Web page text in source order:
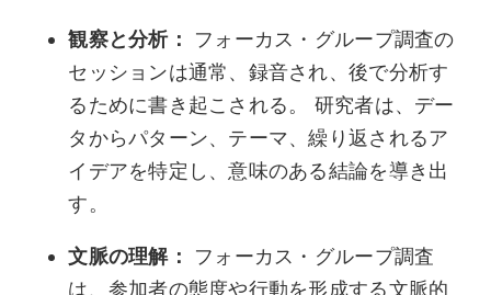
観察と分析：
フォーカス・グループ調査の
セッションは通常、録音され、後で分析す
るために書き起こされる。 研究者は、デー
タからパターン、テーマ、繰り返されるア
イデアを特定し、意味のある結論を導き出
す。
文脈の理解：
フォーカス・グループ調査
は、参加者の態度や行動を形成する文脈的